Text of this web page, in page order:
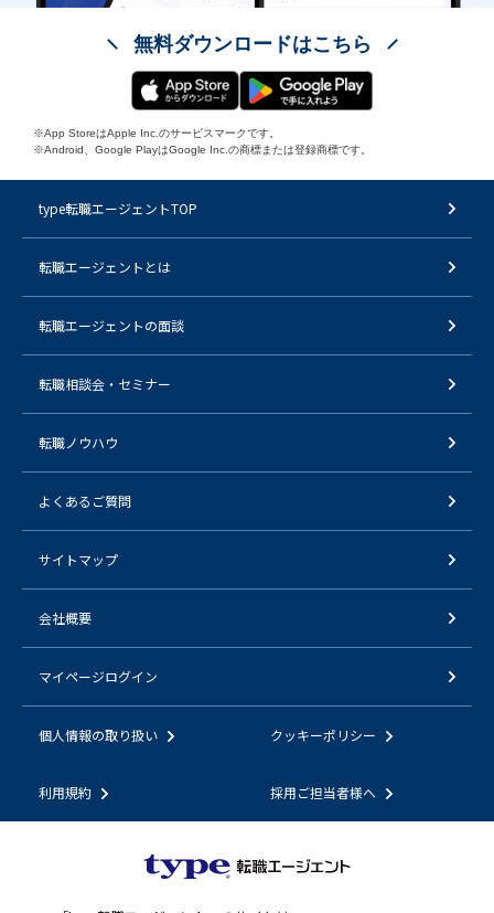
無料ダウンロードはこちら
※App StoreはApple Inc.のサービスマークです。
※Android、Google PlayはGoogle Inc.の商標または登録商標です。
type転職エージェントTOP
転職エージェントとは
転職エージェントの面談
転職相談会・セミナー
転職ノウハウ
よくあるご質問
サイトマップ
会社概要
マイページログイン
個人情報の取り扱い クッキーポリシー
利用規約 採用ご担当者様へ